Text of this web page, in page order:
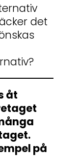
det
åt
på